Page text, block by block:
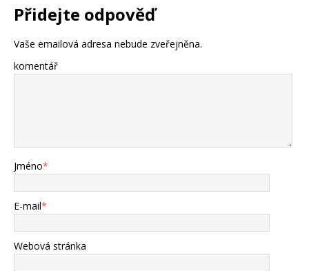
Přidejte odpověď
Vaše emailová adresa nebude zveřejněna.
komentář
Jméno*
E-mail*
Webová stránka